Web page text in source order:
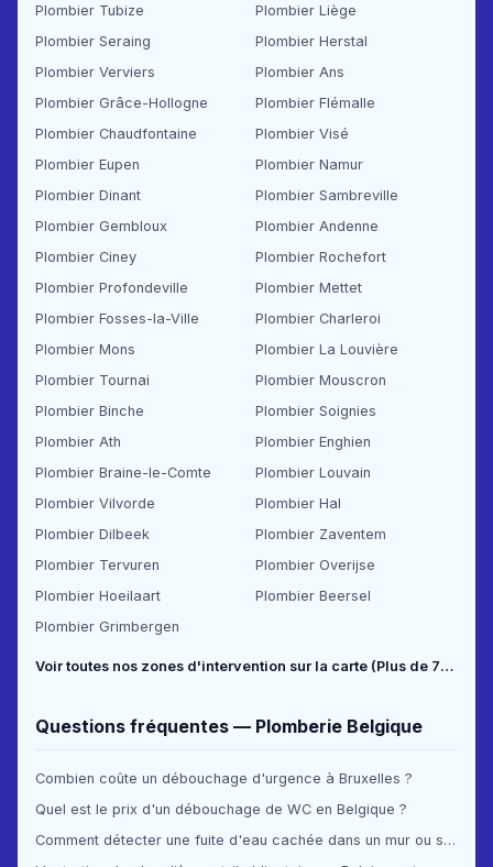
Plombier Tubize
Plombier Liège
Plombier Seraing
Plombier Herstal
Plombier Verviers
Plombier Ans
Plombier Grâce-Hollogne
Plombier Flémalle
Plombier Chaudfontaine
Plombier Visé
Plombier Eupen
Plombier Namur
Plombier Dinant
Plombier Sambreville
Plombier Gembloux
Plombier Andenne
Plombier Ciney
Plombier Rochefort
Plombier Profondeville
Plombier Mettet
Plombier Fosses-la-Ville
Plombier Charleroi
Plombier Mons
Plombier La Louvière
Plombier Tournai
Plombier Mouscron
Plombier Binche
Plombier Soignies
Plombier Ath
Plombier Enghien
Plombier Braine-le-Comte
Plombier Louvain
Plombier Vilvorde
Plombier Hal
Plombier Dilbeek
Plombier Zaventem
Plombier Tervuren
Plombier Overijse
Plombier Hoeilaart
Plombier Beersel
Plombier Grimbergen
Voir toutes nos zones d'intervention sur la carte (Plus de 70 communes couvertes) →
Questions fréquentes — Plomberie Belgique
Combien coûte un débouchage d'urgence à Bruxelles ?
Quel est le prix d'un débouchage de WC en Belgique ?
Comment détecter une fuite d'eau cachée dans un mur ou sous le sol ?